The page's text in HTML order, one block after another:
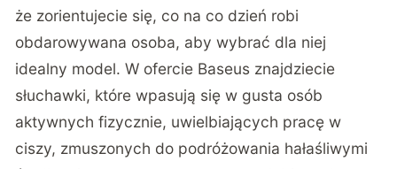
że zorientujecie się, co na co dzień robi
obdarowywana osoba, aby wybrać dla niej
idealny model.W ofercie Baseus znajdziecie
słuchawki, które wpasują się w gusta osób
aktywnych fizycznie, uwielbiających pracę w
ciszy, zmuszonych do podróżowania hałaśliwymi